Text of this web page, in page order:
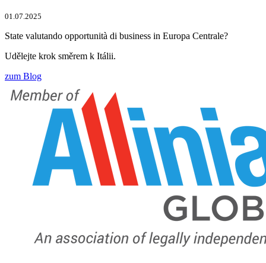
01.07.2025
State valutando opportunità di business in Europa Centrale?
Udělejte krok směrem k Itálii.
zum Blog